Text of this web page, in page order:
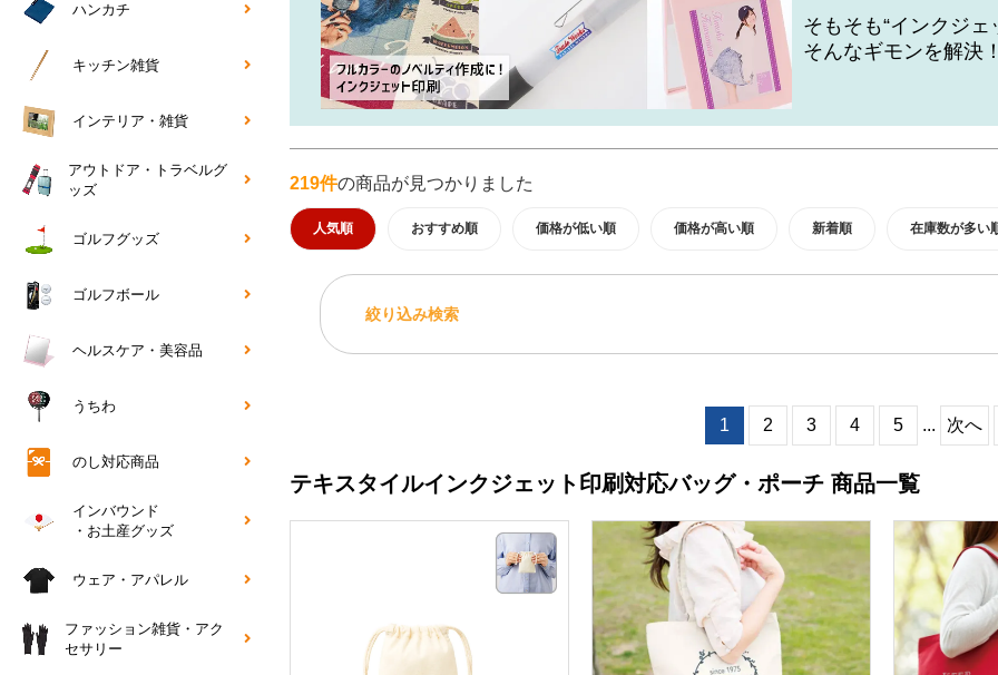
そもそも“インクジ
そんなギモンを解決
219件の商品が見つかりました
人気順 おすすめ順 価格が低い順 価格が高い順 新着順 在庫数が多い
絞り込み検索
1 2 3 4 5 ... 次へ
テキスタイルインクジェット印刷対応バッグ・ポーチ 商品一覧
ハンカチ
キッチン雑貨
インテリア・雑貨
アウトドア・トラベルグ
ッズ
ゴルフグッズ
ゴルフボール
ヘルスケア・美容品
うちわ
のし対応商品
インバウンド
・お土産グッズ
ウェア・アパレル
ファッション雑貨・アク
セサリー